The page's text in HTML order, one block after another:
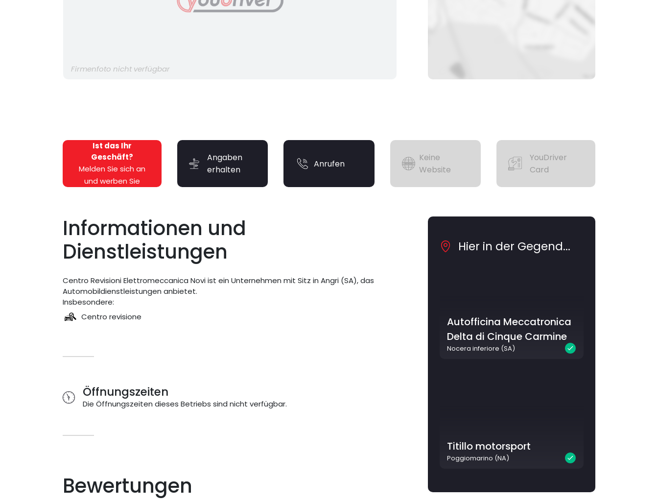
Firmenfoto nicht verfügbar
Ist das Ihr
Geschäft?
Melden Sie sich an
und werben Sie
Angaben
erhalten
Anrufen
Keine
Website
YouDriver
Card
Informationen und
Dienstleistungen
Centro Revisioni Elettromeccanica Novi ist ein Unternehmen mit Sitz in Angri (SA), das
Automobildienstleistungen anbietet.
Insbesondere:
Centro revisione
Öffnungszeiten
Die Öffnungszeiten dieses Betriebs sind nicht verfügbar.
Bewertungen
Hier in der Gegend...
Autofficina Meccatronica
Delta di Cinque Carmine
Nocera inferiore (SA)
Titillo motorsport
Poggiomarino (NA)